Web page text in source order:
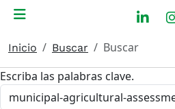
Inicio Buscar
Buscar
Escriba las palabras clave.